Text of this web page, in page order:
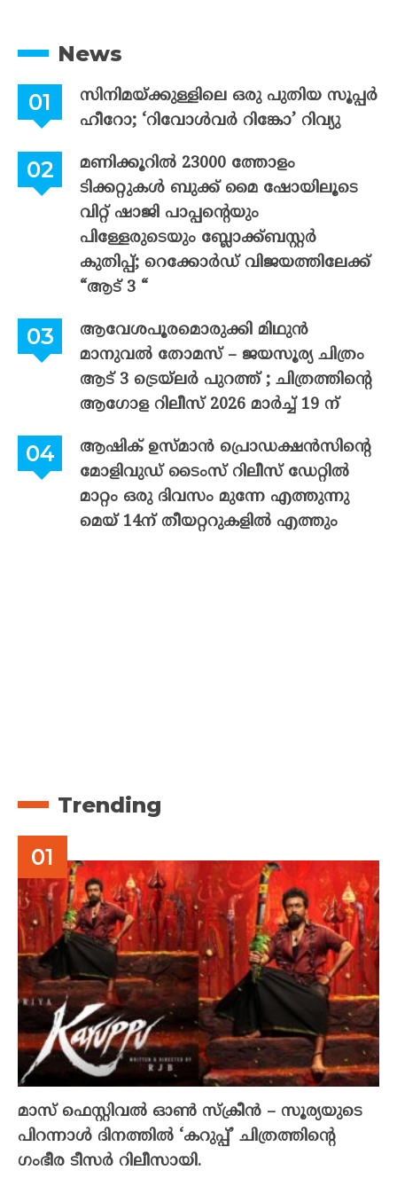
News
സിനിമയ്ക്കുള്ളിലെ ഒരു പുതിയ സൂപ്പർ
ഹീറോ; ‘റിവോൾവർ റിങ്കോ’ റിവ്യു
മണിക്കൂറിൽ 23000 ത്തോളം
ടിക്കറ്റുകൾ ബുക്ക് മൈ ഷോയിലൂടെ
വിറ്റ് ഷാജി പാപ്പന്റെയും
പിള്ളേരുടെയും ബ്ലോക്ക്ബസ്റ്റർ
കുതിപ്പ്; റെക്കോർഡ് വിജയത്തിലേക്ക്
“ആട് 3 “
ആവേശപൂരമൊരുക്കി മിഥുൻ
മാനുവൽ തോമസ് – ജയസൂര്യ ചിത്രം
ആട് 3 ട്രെയ്‌ലർ പുറത്ത് ; ചിത്രത്തിന്റെ
ആഗോള റിലീസ് 2026 മാർച്ച് 19 ന്
ആഷിക് ഉസ്മാൻ പ്രൊഡക്ഷൻസിന്റെ
മോളിവുഡ് ടൈംസ് റിലീസ് ഡേറ്റിൽ
മാറ്റം ഒരു ദിവസം മുന്നേ എത്തുന്നു
മെയ് 14ന് തീയറ്ററുകളിൽ എത്തും
Trending
മാസ് ഫെസ്റ്റിവൽ ഓൺ സ്‌ക്രീൻ – സൂര്യയുടെ
പിറന്നാൾ ദിനത്തിൽ ‘കറുപ്പ്’ ചിത്രത്തിന്റെ
ഗംഭീര ടീസർ റിലീസായി.